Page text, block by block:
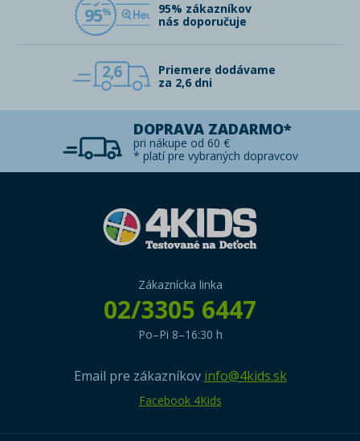
95
95% zákazníkov
nás doporučuje
2,6
Priemere dodávame
za 2,6 dni
DOPRAVA ZADARMO*
pri nákupe od 60 €
* platí pre vybraných dopravcov
Zákaznícka linka
02/3305 6447
Po–Pi 8–16:30 h
Email pre zákazníkov info@4kids.sk
Facebook 4Kids